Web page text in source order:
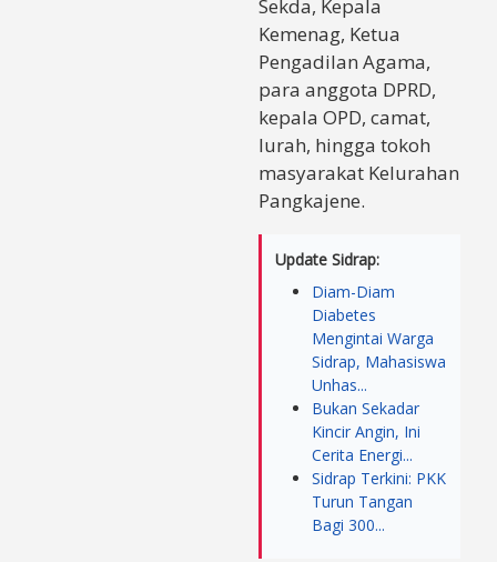
Sekda, Kepala
Kemenag, Ketua
Pengadilan Agama,
para anggota DPRD,
kepala OPD, camat,
lurah, hingga tokoh
masyarakat Kelurahan
Pangkajene.
Update Sidrap:
Diam-Diam
Diabetes
Mengintai Warga
Sidrap, Mahasiswa
Unhas...
Bukan Sekadar
Kincir Angin, Ini
Cerita Energi...
Sidrap Terkini: PKK
Turun Tangan
Bagi 300...